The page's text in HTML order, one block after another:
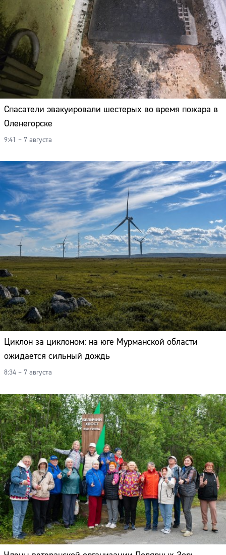
Спасатели эвакуировали шестерых во время пожара в
Оленегорске
9:41 – 7 августа
Циклон за циклоном: на юге Мурманской области
ожидается сильный дождь
8:34 – 7 августа
Сайт: